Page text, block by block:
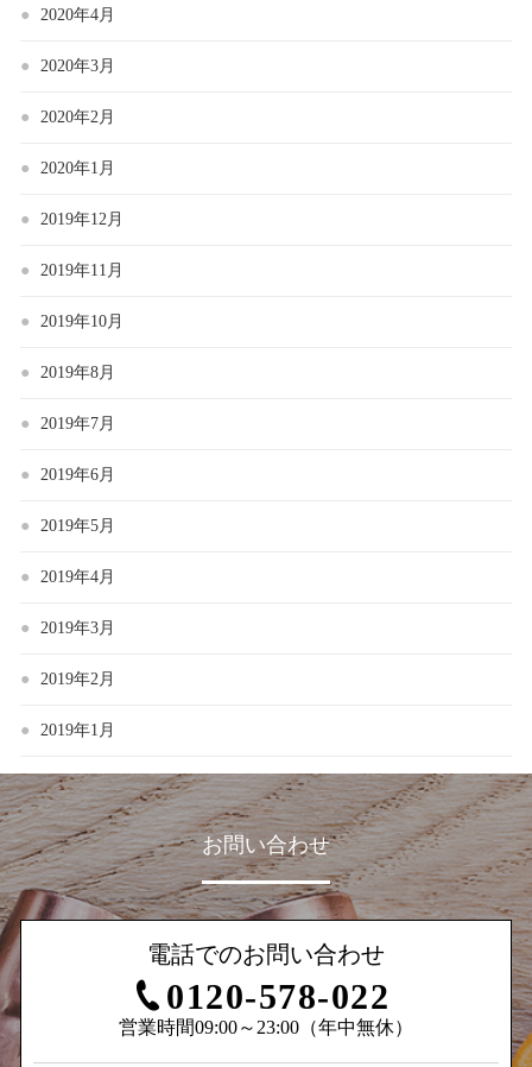
2020年4月
2020年3月
2020年2月
2020年1月
2019年12月
2019年11月
2019年10月
2019年8月
2019年7月
2019年6月
2019年5月
2019年4月
2019年3月
2019年2月
2019年1月
お問い合わせ
電話でのお問い合わせ
0120-578-022
営業時間09:00～23:00（年中無休）